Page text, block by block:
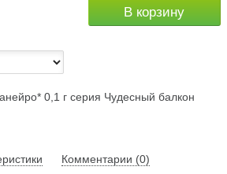
В корзину
0,1 г серия Чудесный балкон
Комментарии (0)